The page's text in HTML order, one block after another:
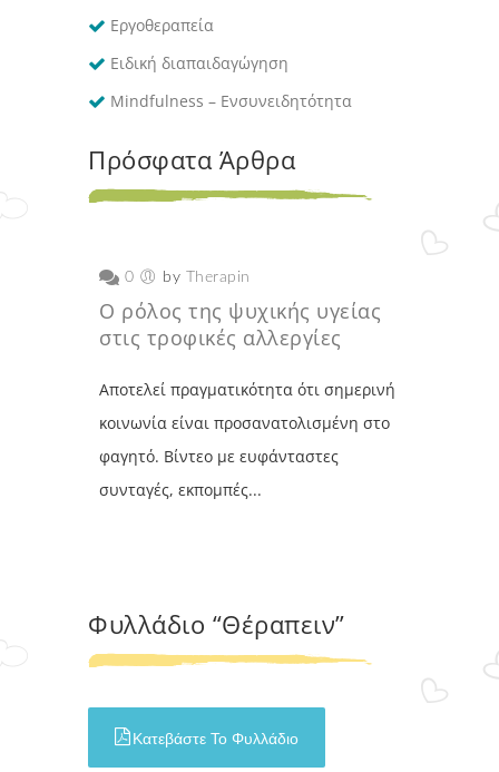
Εργοθεραπεία
Ειδική διαπαιδαγώγηση
Mindfulness – Ενσυνειδητότητα
Πρόσφατα Άρθρα
0 by Therapin
Ο ρόλος της ψυχικής υγείας
στις τροφικές αλλεργίες
Αποτελεί πραγματικότητα ότι σημερινή
κοινωνία είναι προσανατολισμένη στο
φαγητό. Βίντεο με ευφάνταστες
συνταγές, εκπομπές...
Φυλλάδιο “Θέραπειν”
Κατεβάστε Το Φυλλάδιο